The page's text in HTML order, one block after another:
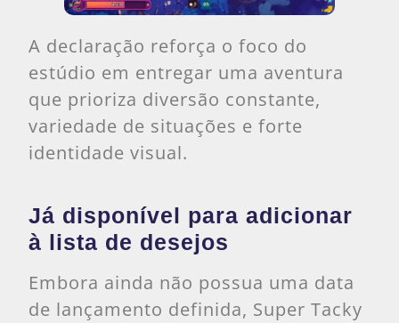
A declaração reforça o foco do
estúdio em entregar uma aventura
que prioriza diversão constante,
variedade de situações e forte
identidade visual.
Já disponível para adicionar
à lista de desejos
Embora ainda não possua uma data
de lançamento definida, Super Tacky